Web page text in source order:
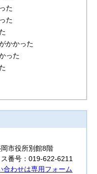
た
た
かかった
った
市役所別館8階
番号：019-622-6211
わせは専用フォーム